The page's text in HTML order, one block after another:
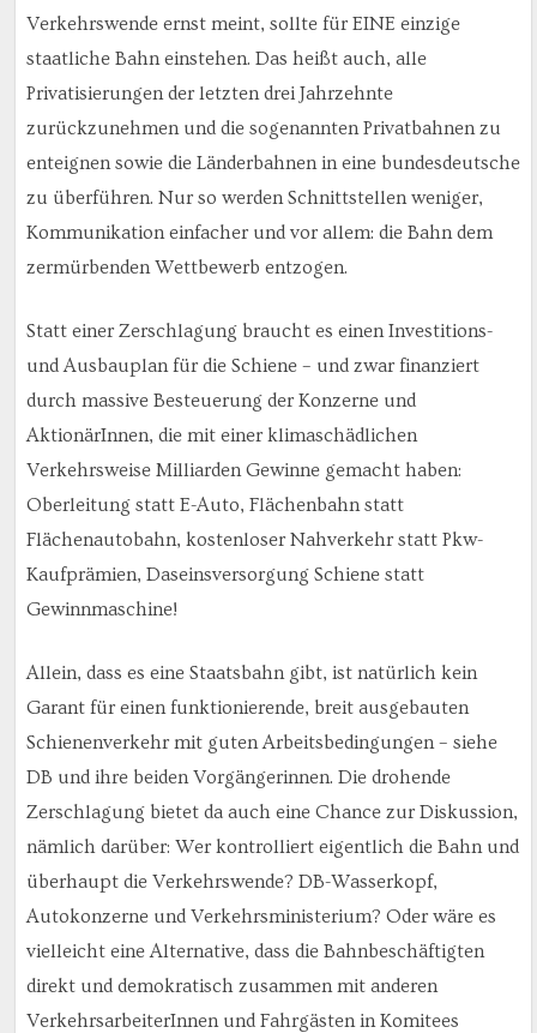
Verkehrswende ernst meint, sollte für EINE einzige
staatliche Bahn einstehen. Das heißt auch, alle
Privatisierungen der letzten drei Jahrzehnte
zurückzunehmen und die sogenannten Privatbahnen zu
enteignen sowie die Länderbahnen in eine bundesdeutsche
zu überführen. Nur so werden Schnittstellen weniger,
Kommunikation einfacher und vor allem: die Bahn dem
zermürbenden Wettbewerb entzogen.
Statt einer Zerschlagung braucht es einen Investitions-
und Ausbauplan für die Schiene – und zwar finanziert
durch massive Besteuerung der Konzerne und
AktionärInnen, die mit einer klimaschädlichen
Verkehrsweise Milliarden Gewinne gemacht haben:
Oberleitung statt E-Auto, Flächenbahn statt
Flächenautobahn, kostenloser Nahverkehr statt Pkw-
Kaufprämien, Daseinsversorgung Schiene statt
Gewinnmaschine!
Allein, dass es eine Staatsbahn gibt, ist natürlich kein
Garant für einen funktionierende, breit ausgebauten
Schienenverkehr mit guten Arbeitsbedingungen – siehe
DB und ihre beiden Vorgängerinnen. Die drohende
Zerschlagung bietet da auch eine Chance zur Diskussion,
nämlich darüber: Wer kontrolliert eigentlich die Bahn und
überhaupt die Verkehrswende? DB-Wasserkopf,
Autokonzerne und Verkehrsministerium? Oder wäre es
vielleicht eine Alternative, dass die Bahnbeschäftigten
direkt und demokratisch zusammen mit anderen
VerkehrsarbeiterInnen und Fahrgästen in Komitees